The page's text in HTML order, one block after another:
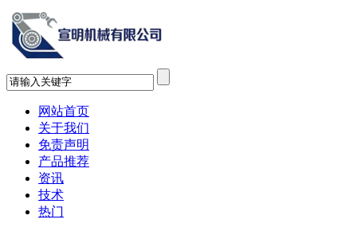
网站首页
关于我们
免责声明
产品推荐
资讯
技术
热门